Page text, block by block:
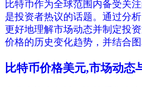
比特币作为全球范围内备受关
是投资者热议的话题。通过分
更好地理解市场动态并制定投
价格的历史变化趋势，并结合
比特币价格美元,市场动态